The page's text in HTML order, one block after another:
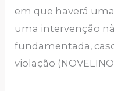
em que haverá
uma intervenção
fundamentada,
violação